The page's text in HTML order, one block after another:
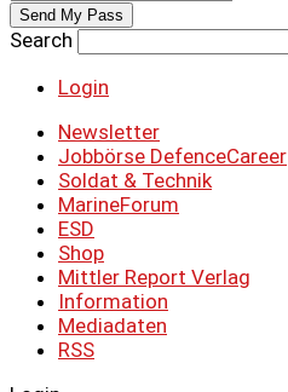
Search
Login
Newsletter
Jobbörse DefenceCareer
Soldat & Technik
MarineForum
ESD
Shop
Mittler Report Verlag
Information
Mediadaten
RSS